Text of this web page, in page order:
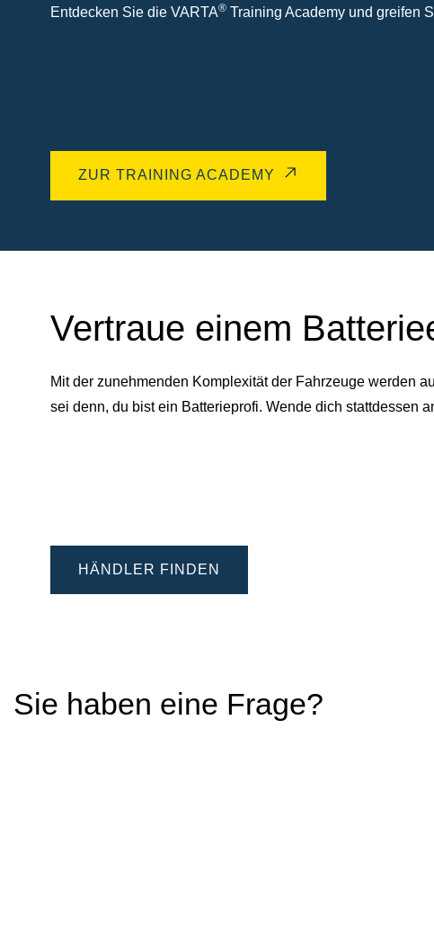
Entdecken Sie die VARTA® Training Academy und greifen
ZUR TRAINING ACADEMY
Vertraue einem
Mit der zunehmenden Komplexität der Fahrzeuge werden
sei denn, du bist ein Batterieprofi. Wende dich stattdessen
HÄNDLER FINDEN
Sie haben eine Frage?